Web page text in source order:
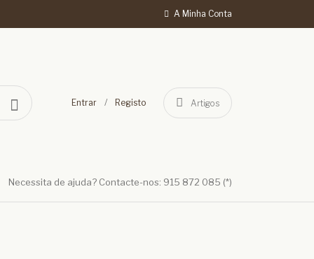
A Minha Conta
Entrar / Registo Artigos
Necessita de ajuda? Contacte-nos: 915 872 085 (*)